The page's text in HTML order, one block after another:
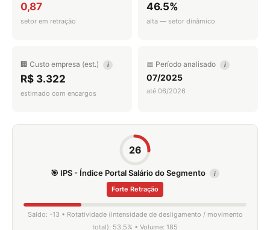
0,87
setor em retração
46.5%
alta — setor dinâmico
🏢 Custo empresa (est.) i
R$ 3.322
estimado com encargos
📅 Período analisado i
07/2025
até 06/2026
26
🎯 IPS - Índice Portal Salário do Segmento i
Forte Retração
Saldo: -13 • Rotatividade (intensidade de desligamento / movimento
total): 53,5% • Volume: 185